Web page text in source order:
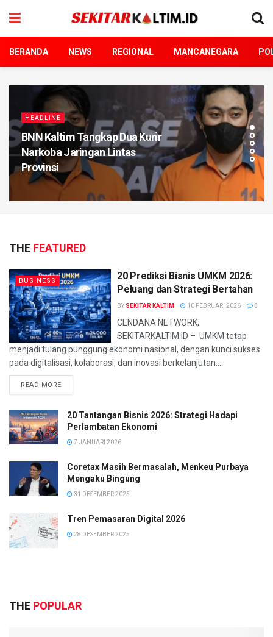
BERANDA NEWS REGIONAL MANCANEGARA
HEADLINE
BNN Kaltim Tangkap Dua Kurir
Narkoba Jaringan Lintas
Provinsi
THE FEATURED
BUSINESS
20 Prediksi Bisnis UMKM 2026:
Peluang dan Strategi Bertahan
BY SEKITAR KALTIM 10 FEBRUARI 2026 0
CENDANA NETWORK,
SEKITARKALTIM.ID – UMKM tetap
menjadi tulang punggung ekonomi nasional, dengan kunci sukses
pada digitalisasi, kolaborasi, dan inovasi berkelanjutan....
READ MORE
20 Tantangan Bisnis 2026: Strategi Hadapi
Perlambatan Ekonomi
7 JANUARI 2026
Coretax Masih Bermasalah, Menkeu Purbaya
Mengaku Bingung
31 DESEMBER 2025
Tren Pemasaran Digital 2026
28 DESEMBER 2025
THE POPULAR